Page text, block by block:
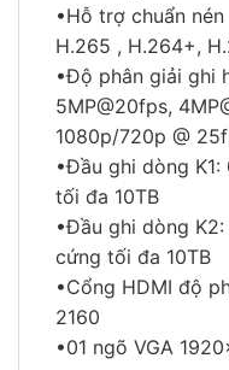
•Hỗ trợ chuẩn
H.265 , H.264+,
•Độ phân giải ghi
5MP@20fps,
1080p/720p @
•Đầu ghi dòng
tối đa 10TB
•Đầu ghi dòng
cứng tối đa 10TB
•Cổng HDMI độ
2160
•01 ngõ VGA